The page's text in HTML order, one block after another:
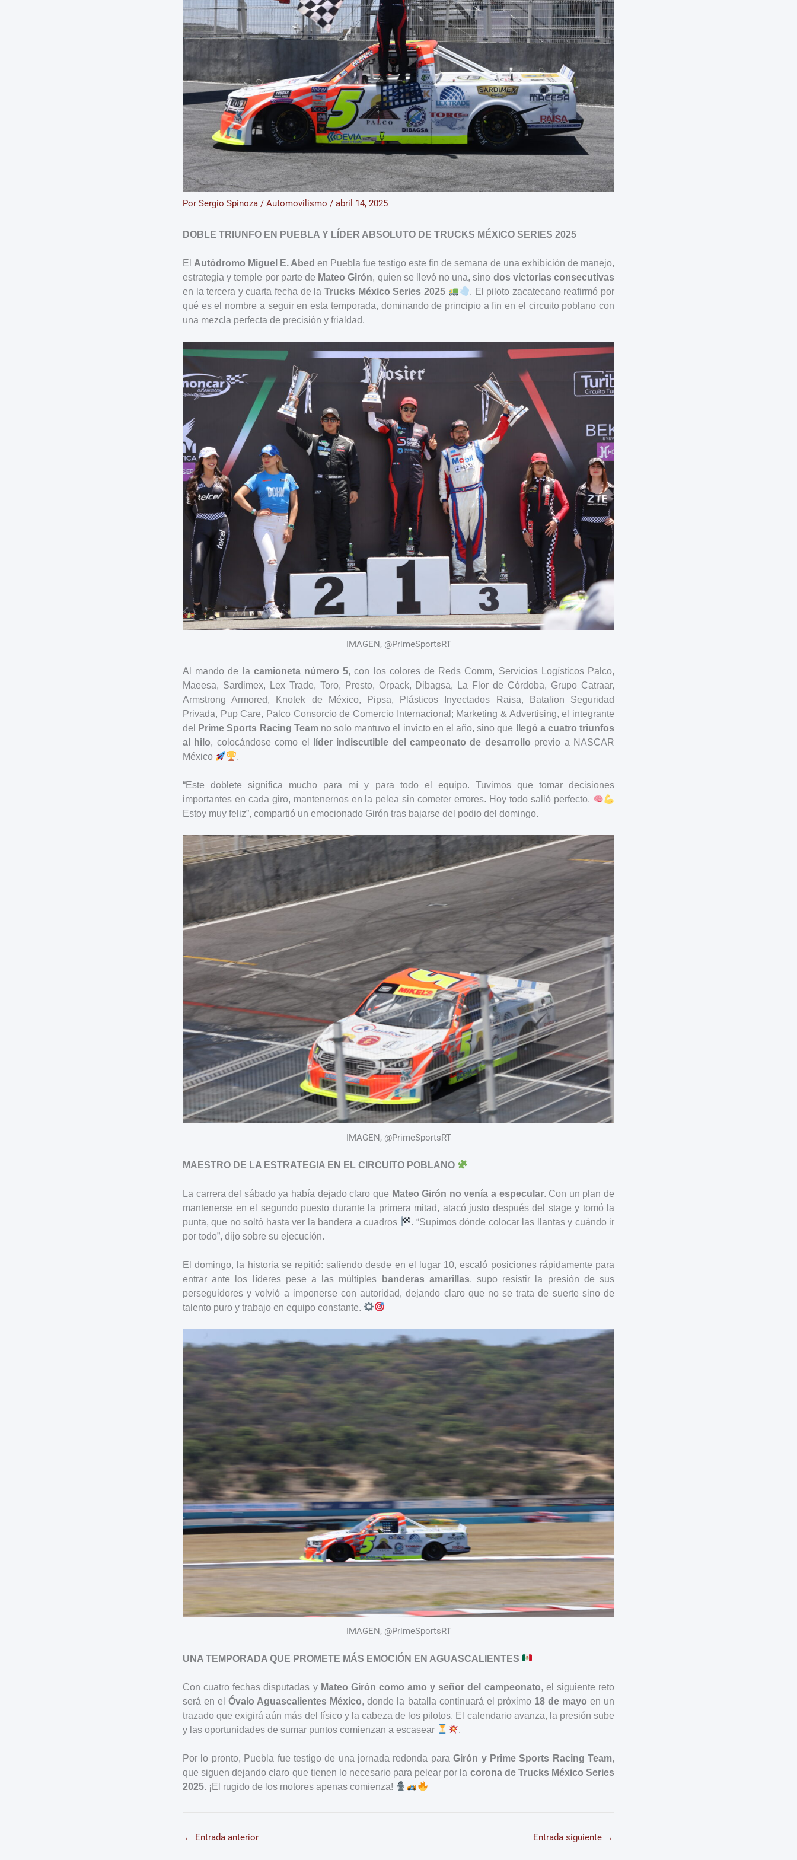
Por Sergio Spinoza / Automovilismo / abril 14, 2025
DOBLE TRIUNFO EN PUEBLA Y LÍDER ABSOLUTO DE TRUCKS MÉXICO SERIES 2025
El Autódromo Miguel E. Abed en Puebla fue testigo este fin de semana de una exhibición de manejo,
estrategia y temple por parte de Mateo Girón, quien se llevó no una, sino dos victorias consecutivas
en la tercera y cuarta fecha de la Trucks México Series 2025
. El piloto zacatecano reafirmó por
qué es el nombre a seguir en esta temporada, dominando de principio a fin en el circuito poblano con
una mezcla perfecta de precisión y frialdad.
IMAGEN, @PrimeSportsRT
Al mando de la camioneta número 5, con los colores de Reds Comm, Servicios Logísticos Palco,
Maeesa, Sardimex, Lex Trade, Toro, Presto, Orpack, Dibagsa, La Flor de Córdoba, Grupo Catraar,
Armstrong Armored, Knotek de México, Pipsa, Plásticos Inyectados Raisa, Batalion Seguridad
Privada, Pup Care, Palco Consorcio de Comercio Internacional; Marketing & Advertising, el integrante
del
Prime Sports Racing Teamno solo mantuvo el invicto en el año, sino que
llegó a cuatro triunfos
al hilo, colocándose como el líder indiscutible del campeonato de desarrollo previo a NASCAR
México
.
“Este doblete significa mucho para mí y para todo el equipo. Tuvimos que tomar decisiones
importantes en cada giro, mantenernos en la pelea sin cometer errores. Hoy todo salió perfecto.
Estoy muy feliz”, compartió un emocionado Girón tras bajarse del podio del domingo.
IMAGEN, @PrimeSportsRT
MAESTRO DE LA ESTRATEGIA EN EL CIRCUITO POBLANO
La carrera del sábado ya había dejado claro que Mateo Girón no venía a especular. Con un plan de
mantenerse en el segundo puesto durante la primera mitad, atacó justo después del stage y tomó la
punta, que no soltó hasta ver la bandera a cuadros
. “Supimos dónde colocar las llantas y cuándo ir
por todo”, dijo sobre su ejecución.
El domingo, la historia se repitió: saliendo desde en el lugar 10, escaló posiciones rápidamente para
entrar ante los líderes pese a las múltiples
banderas amarillas, supo resistir la presión de sus
perseguidores y volvió a imponerse con autoridad, dejando claro que no se trata de suerte sino de
talento puro y trabajo en equipo constante.
IMAGEN, @PrimeSportsRT
UNA TEMPORADA QUE PROMETE MÁS EMOCIÓN EN AGUASCALIENTES
Con cuatro fechas disputadas y Mateo Girón como amo y señor del campeonato, el siguiente reto
será en elÓvalo Aguascalientes México, donde la batalla continuará el próximo 18 de mayo en un
trazado que exigirá aún más del físico y la cabeza de los pilotos. El calendario avanza, la presión sube
y las oportunidades de sumar puntos comienzan a escasear
.
Por lo pronto, Puebla fue testigo de una jornada redonda paraGirón y Prime Sports Racing Team,
que siguen dejando claro que tienen lo necesario para pelear por la corona de Trucks México Series
2025. ¡El rugido de los motores apenas comienza!
← Entrada anterior Entrada siguiente →